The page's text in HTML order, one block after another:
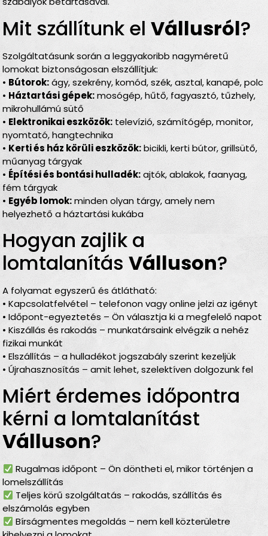
Mit szállítunk elVállusról?
Szolgáltatásunk során a leggyakoribb nagyméretű
lomokat biztonságosan elszállítjuk:
• Bútorok:ágy, szekrény, komód, szék, asztal, kanapé, polc
• Háztartási gépek:mosógép, hűtő, fagyasztó, tűzhely,
mikrohullámú sütő
• Elektronikai eszközök: televízió, számítógép, monitor,
nyomtató, hangtechnika
• Kerti és ház körüli eszközök:bicikli, kerti bútor, grillsütő,
műanyag tárgyak
• Építési és bontási hulladék:ajtók, ablakok, faanyag,
fém tárgyak
• Egyéb lomok:minden olyan tárgy, amely nem
helyezhető a háztartási kukába
Hogyan zajlik a
lomtalanításVálluson?
A folyamat egyszerű és átlátható:
• Kapcsolatfelvétel – telefonon vagy online jelzi az igényt
• Időpont-egyeztetés – Ön választja ki a megfelelő napot
• Kiszállás és rakodás – munkatársaink elvégzik a nehéz
fizikai munkát
• Elszállítás – a hulladékot jogszabály szerint kezeljük
• Újrahasznosítás – amit lehet, szelektíven dolgozunk fel
Miért érdemes időpontra
kérni a lomtalanítást
Válluson?
Rugalmas időpont – Ön döntheti el, mikor történjen a
lomelszállítás
Teljes körű szolgáltatás – rakodás, szállítás és
elszámolás egyben
Bírságmentes megoldás – nem kell közterületre